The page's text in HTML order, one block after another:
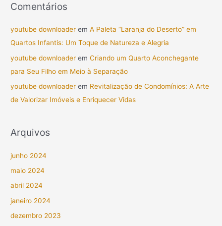
Comentários
youtube downloader emA Paleta “Laranja do Deserto” em
Quartos Infantis: Um Toque de Natureza e Alegria
youtube downloader emCriando um Quarto Aconchegante
para Seu Filho em Meio à Separação
youtube downloader em Revitalização de Condomínios: A Arte
de Valorizar Imóveis e Enriquecer Vidas
Arquivos
junho 2024
maio 2024
abril 2024
janeiro 2024
dezembro 2023